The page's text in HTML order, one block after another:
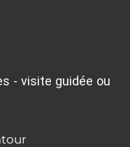
- visite guidée ou